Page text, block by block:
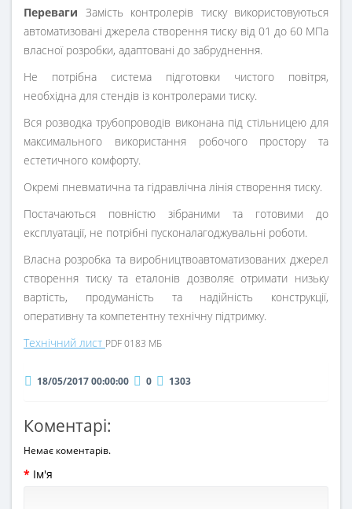
Переваги Замість контролерів тиску використовуються
автоматизовані джерела створення тиску від 01 до 60 МПа
власної розробки, адаптовані до забруднення.
Не потрібна система підготовки чистого повітря,
необхідна для стендів із контролерами тиску.
Вся розводка трубопроводів виконана під стільницею для
максимального використання робочого простору та
естетичного комфорту.
Окремі пневматична та гідравлічна лінія створення тиску.
Постачаються повністю зібраними та готовими до
експлуатації, не потрібні пусконалагоджувальні роботи.
Власна розробка та виробництвоавтоматизованих джерел
створення тиску та еталонів дозволяє отримати низьку
вартість, продуманість та надійність конструкції,
оперативну та компетентну технічну підтримку.
Технічний лист PDF 0183 МБ
18/05/2017 00:00:00 0 1303
Коментарі:
Немає коментарів.
Ім'я